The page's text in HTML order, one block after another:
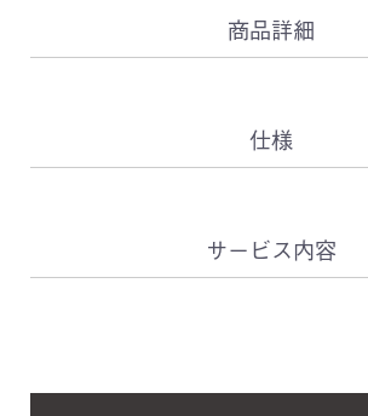
商品詳細
仕様
サービス内容